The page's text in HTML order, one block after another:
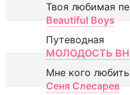
Твоя любимая
Beautiful Boys
Путеводная
МОЛОДОСТЬ
Мне кого
Сеня Слесарев